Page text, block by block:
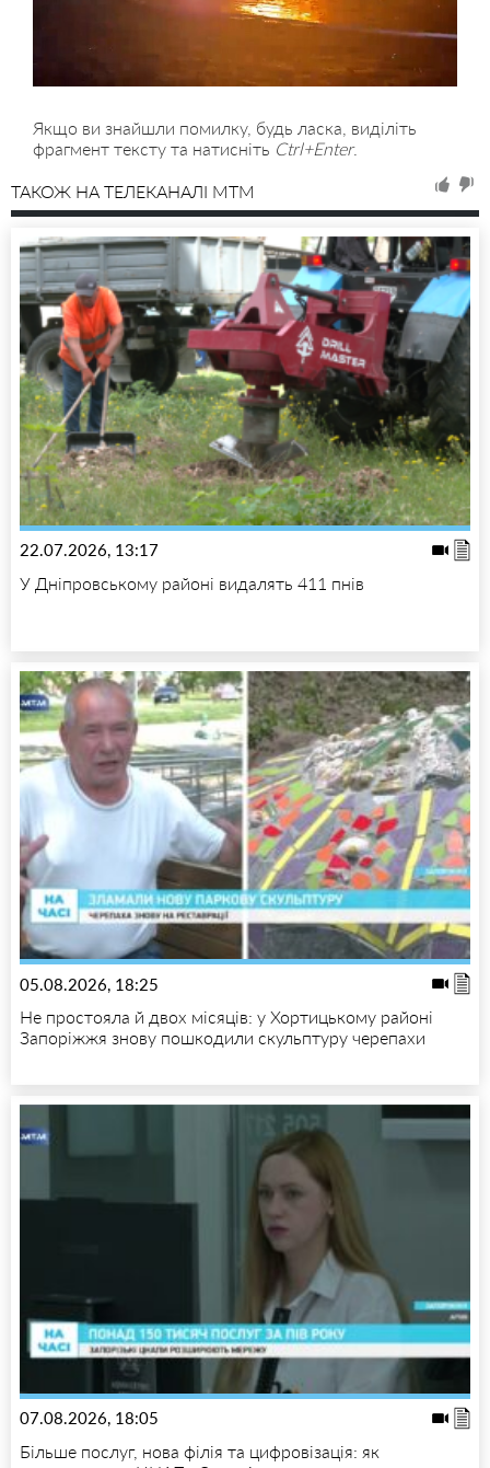
Якщо ви знайшли помилку, будь ласка, виділіть
фрагмент тексту та натисніть Ctrl+Enter.
ТАКОЖ НА ТЕЛЕКАНАЛІ MTM
22.07.2026, 13:17
У Дніпровському районі видалять 411 пнів
05.08.2026, 18:25
Не простояла й двох місяців: у Хортицькому районі
Запоріжжя знову пошкодили скульптуру черепахи
07.08.2026, 18:05
Більше послуг, нова філія та цифровізація: як